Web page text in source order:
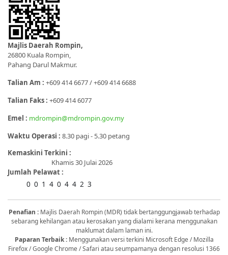
Majlis Daerah Rompin,
26800 Kuala Rompin,
Pahang Darul Makmur.
Talian Am : +609 414 6677 / +609 414 6688
Talian Faks : +609 414 6077
Emel : mdrompin@mdrompin.gov.my
Waktu Operasi : 8.30 pagi - 5.30 petang
Kemaskini Terkini :
Khamis 30 Julai 2026
Jumlah Pelawat :
0 0 1 4 0 4 4 2 3
Penafian :Majlis Daerah Rompin (MDR) tidak bertanggungjawab terhadap
sebarang kehilangan atau kerosakan yang dialami kerana menggunakan
maklumat dalam laman ini.
Paparan Terbaik : Menggunakan versi terkini Microsoft Edge / Mozilla
Firefox / Google Chrome / Safari atau seumpamanya dengan resolusi 1366